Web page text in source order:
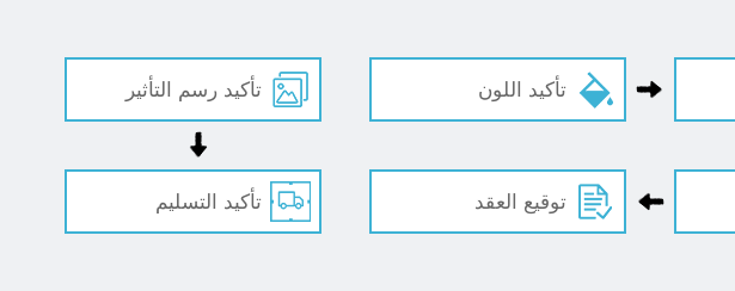
تأكيد اللون تأكيد رسم التأثير
توقيع العقد تأكيد التسليم